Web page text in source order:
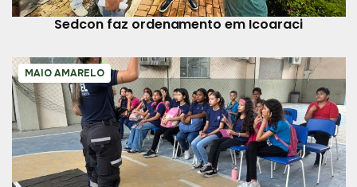
Sedcon faz ordenamento em Icoaraci
MAIO AMARELO